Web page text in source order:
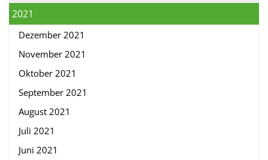
2021
Dezember 2021
November 2021
Oktober 2021
September 2021
August 2021
Juli 2021
Juni 2021